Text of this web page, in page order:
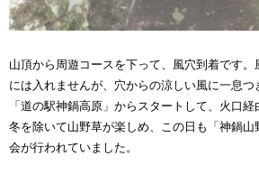
山頂から周遊コースを下って、風穴到着です
には入れませんが、穴からの涼しい風に一息
「道の駅神鍋高原」からスタートして、火口経
冬を除いて山野草が楽しめ、この日も「神鍋山
会が行われていました。